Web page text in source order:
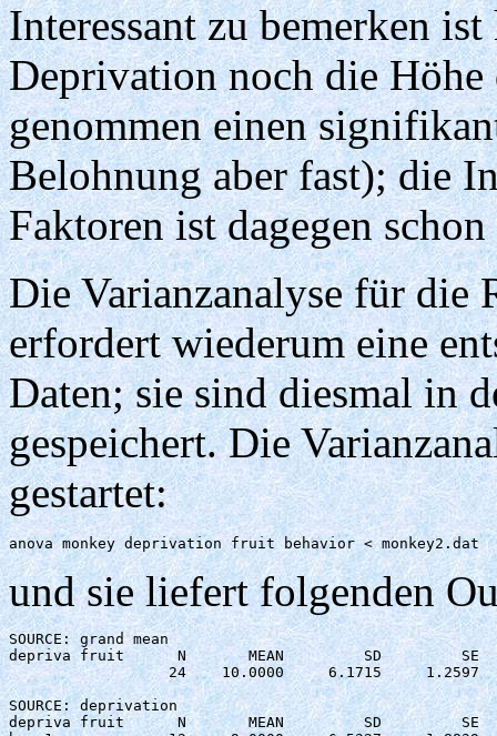
Interessant zu bemerken
Deprivation noch die
genommen einen
Belohnung aber fast); die
Faktoren ist dagegen
Die Varianzanalyse für die
erfordert wiederum eine
Daten; sie sind diesmal in
gespeichert. Die
gestartet:
anova monkey deprivation fruit behavior < monkey2.dat
und sie liefert folgenden
SOURCE: grand mean
depriva fruit      N       MEAN         SD         SE
                  24    10.0000     6.1715     1.2597
SOURCE: deprivation
depriva fruit      N       MEAN         SD         SE